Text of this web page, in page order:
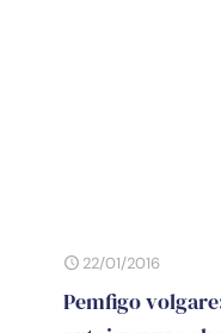
22/01/2016
Pemfigo